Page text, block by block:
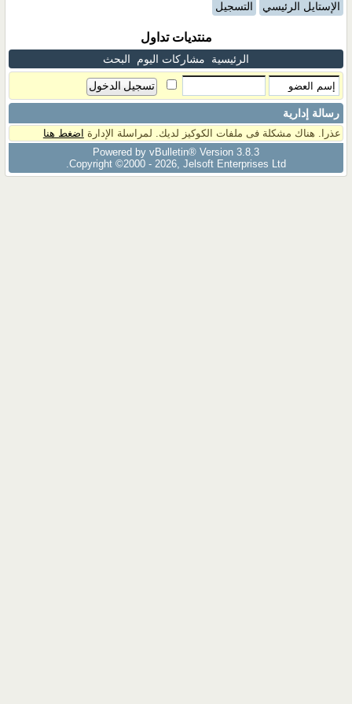
الإستايل الرئيسي التسجيل
منتديات تداول
الرئيسية مشاركات اليوم البحث
رسالة إدارية
عذرا. هناك مشكلة فى ملفات الكوكيز لديك. لمراسلة الإدارة اضغط هنا
Powered by vBulletin® Version 3.8.3
Copyright ©2000 - 2026, Jelsoft Enterprises Ltd.